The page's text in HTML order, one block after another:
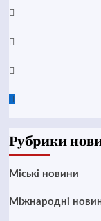
Telegram
Instagram
Twitter
Google
Рубрики
Mіські новини
Міжнародні